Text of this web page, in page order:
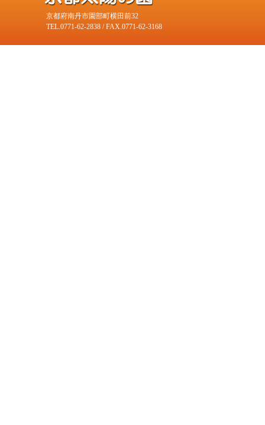
京都府南丹市園部町横田前32
TEL.0771-62-2838 / FAX.0771-62-3168